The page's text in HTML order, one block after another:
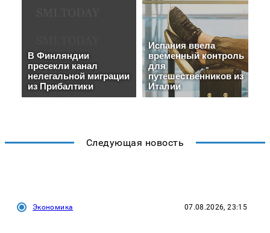
Следующая новость
Экономика 07.08.2026, 23:15